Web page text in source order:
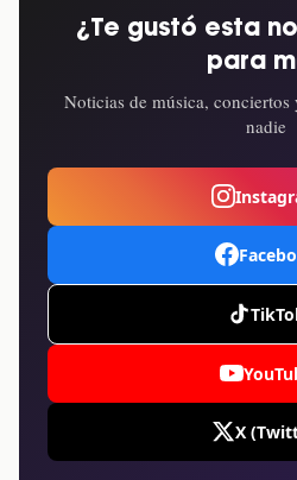
¿Te gustó esta
para
Noticias de música,
nadie
X